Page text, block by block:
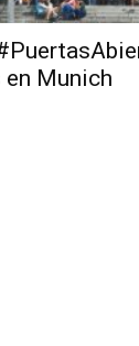
en Munich